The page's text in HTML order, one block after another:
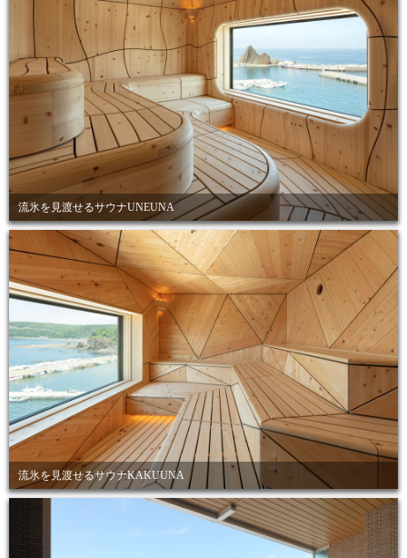
流氷を見渡せるサウナUNEUNA
流氷を見渡せるサウナKAKUUNA